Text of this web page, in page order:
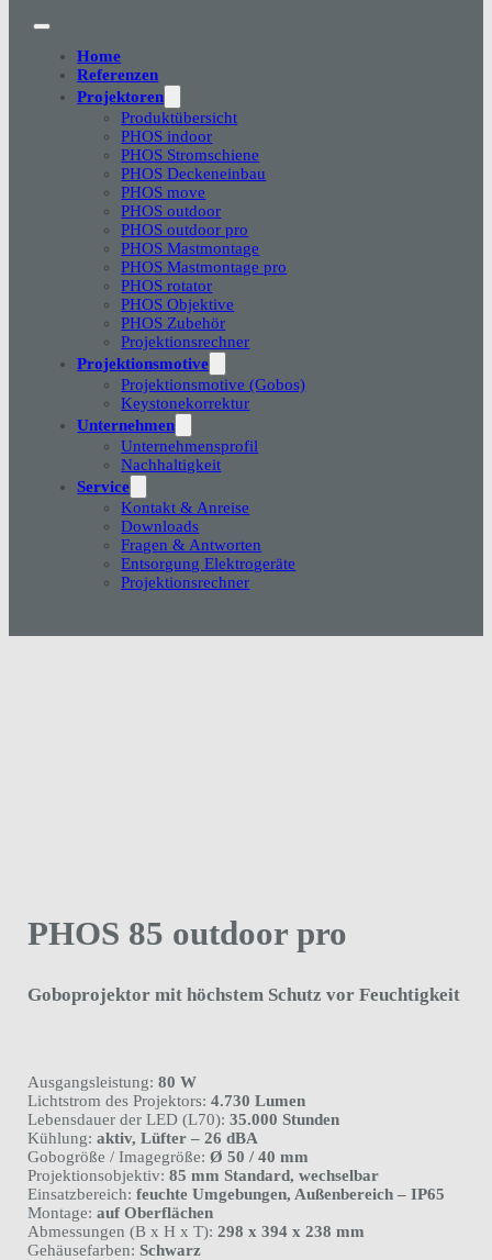
Home
Referenzen
Projektoren
Produktübersicht
PHOS indoor
PHOS Stromschiene
PHOS Deckeneinbau
PHOS move
PHOS outdoor
PHOS outdoor pro
PHOS Mastmontage
PHOS Mastmontage pro
PHOS rotator
PHOS Objektive
PHOS Zubehör
Projektionsrechner
Projektionsmotive
Projektionsmotive (Gobos)
Keystonekorrektur
Unternehmen
Unternehmensprofil
Nachhaltigkeit
Service
Kontakt & Anreise
Downloads
Fragen & Antworten
Entsorgung Elektrogeräte
Projektionsrechner
PHOS 85 outdoor pro
Goboprojektor mit höchstem Schutz vor Feuchtigkeit
Ausgangsleistung:80 W
Lichtstrom des Projektors:4.730 Lumen
Lebensdauer der LED (L70):35.000 Stunden
Kühlung:aktiv, Lüfter – 26 dBA
Gobogröße / Imagegröße:Ø 50 / 40 mm
Projektionsobjektiv:85 mm Standard, wechselbar
Einsatzbereich:feuchte Umgebungen, Außenbereich – IP65
Montage: auf Oberflächen
Abmessungen (B x H x T):298 x 394 x 238 mm
Gehäusefarben: Schwarz